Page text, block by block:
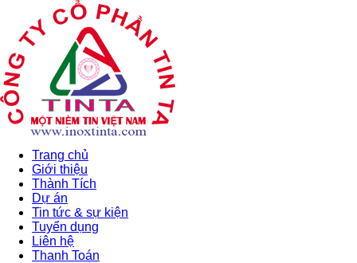
Trang chủ
Giới thiệu
Thành Tích
Dự án
Tin tức & sự kiện
Tuyển dụng
Liên hệ
Thanh Toán